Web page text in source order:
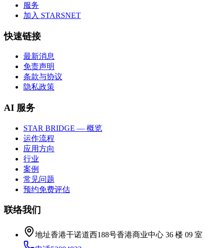
服务
加入 STARSNET
快速链接
最新消息
免责声明
条款与协议
隐私政策
AI 服务
STAR BRIDGE — 概览
运作流程
应用方向
行业
案例
常见问题
预约免费评估
联络我们
地址香港干诺道西188号香港商业中心 36 楼 09 室